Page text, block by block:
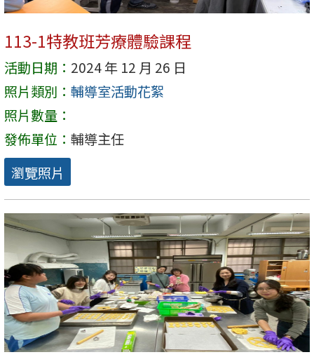
113-1特教班芳療體驗課程
活動日期： 2024 年 12 月 26 日
照片類別： 輔導室活動花絮
照片數量：
發佈單位： 輔導主任
瀏覽照片